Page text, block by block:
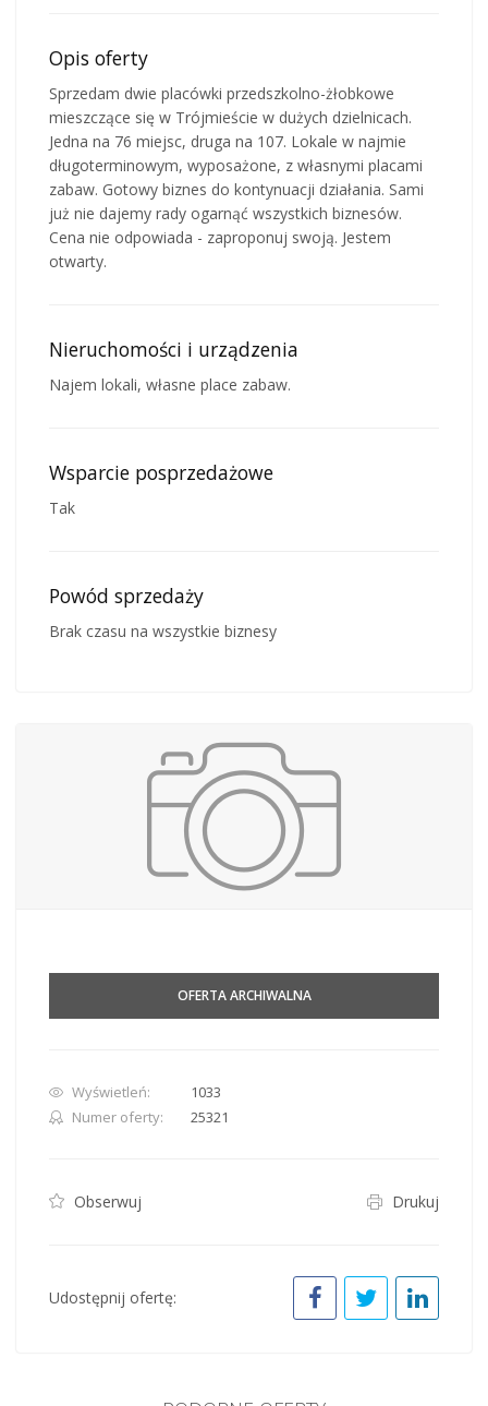
Opis oferty
Sprzedam dwie placówki przedszkolno-żłobkowe
mieszczące się w Trójmieście w dużych dzielnicach.
Jedna na 76 miejsc, druga na 107. Lokale w najmie
długoterminowym, wyposażone, z własnymi placami
zabaw. Gotowy biznes do kontynuacji działania. Sami
już nie dajemy rady ogarnąć wszystkich biznesów.
Cena nie odpowiada - zaproponuj swoją. Jestem
otwarty.
Nieruchomości i urządzenia
Najem lokali, własne place zabaw.
Wsparcie posprzedażowe
Tak
Powód sprzedaży
Brak czasu na wszystkie biznesy
OFERTA ARCHIWALNA
Wyświetleń:
1033
Numer oferty:
25321
Obserwuj Drukuj
Udostępnij ofertę: